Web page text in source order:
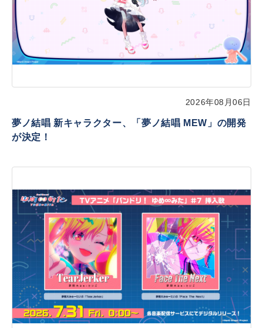
2026年08月06日
夢ノ結唱 新キャラクター、「夢ノ結唱 MEW」の開発
が決定！